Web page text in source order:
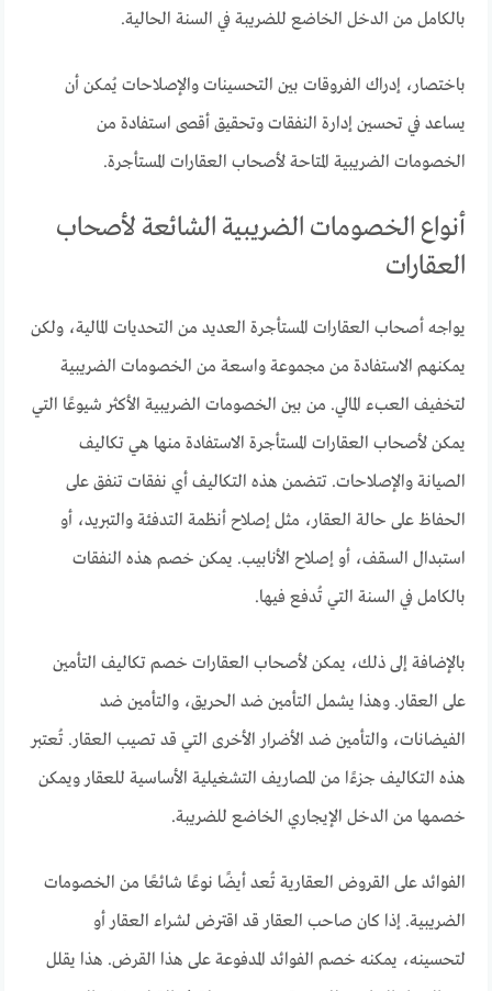
بالكامل من الدخل الخاضع للضريبة في السنة الحالية.
باختصار، إدراك الفروقات بين التحسينات والإصلاحات يُمكن أن
يساعد في تحسين إدارة النفقات وتحقيق أقصى استفادة من
الخصومات الضريبية المتاحة لأصحاب العقارات المستأجرة.
أنواع الخصومات الضريبية الشائعة لأصحاب
العقارات
يواجه أصحاب العقارات المستأجرة العديد من التحديات المالية، ولكن
يمكنهم الاستفادة من مجموعة واسعة من الخصومات الضريبية
لتخفيف العبء المالي. من بين الخصومات الضريبية الأكثر شيوعًا التي
يمكن لأصحاب العقارات المستأجرة الاستفادة منها هي تكاليف
الصيانة والإصلاحات. تتضمن هذه التكاليف أي نفقات تنفق على
الحفاظ على حالة العقار، مثل إصلاح أنظمة التدفئة والتبريد، أو
استبدال السقف، أو إصلاح الأنابيب. يمكن خصم هذه النفقات
بالكامل في السنة التي تُدفع فيها.
بالإضافة إلى ذلك، يمكن لأصحاب العقارات خصم تكاليف التأمين
على العقار. وهذا يشمل التأمين ضد الحريق، والتأمين ضد
الفيضانات، والتأمين ضد الأضرار الأخرى التي قد تصيب العقار. تُعتبر
هذه التكاليف جزءًا من المصاريف التشغيلية الأساسية للعقار ويمكن
خصمها من الدخل الإيجاري الخاضع للضريبة.
الفوائد على القروض العقارية تُعد أيضًا نوعًا شائعًا من الخصومات
الضريبية. إذا كان صاحب العقار قد اقترض لشراء العقار أو
لتحسينه، يمكنه خصم الفوائد المدفوعة على هذا القرض. هذا يقلل